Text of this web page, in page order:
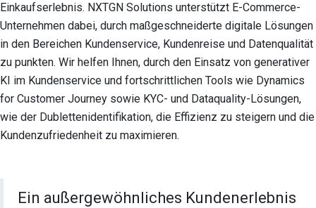
Einkaufserlebnis. NXTGN Solutions unterstützt E-Commerce-
Unternehmen dabei, durch maßgeschneiderte digitale Lösungen
in den Bereichen Kundenservice, Kundenreise und Datenqualität
zu punkten. Wir helfen Ihnen, durch den Einsatz von generativer
KI im Kundenservice und fortschrittlichen Tools wie Dynamics
for Customer Journey sowie KYC- und Dataquality-Lösungen,
wie der Dublettenidentifikation, die Effizienz zu steigern und die
Kundenzufriedenheit zu maximieren.
Ein außergewöhnliches Kundenerlebnis